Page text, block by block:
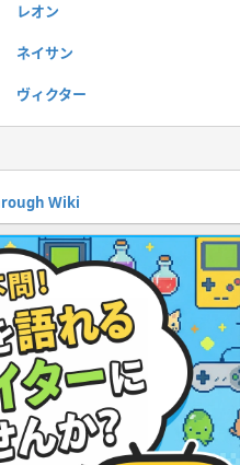
レオン
ネイサン
ヴィクター
Wiki